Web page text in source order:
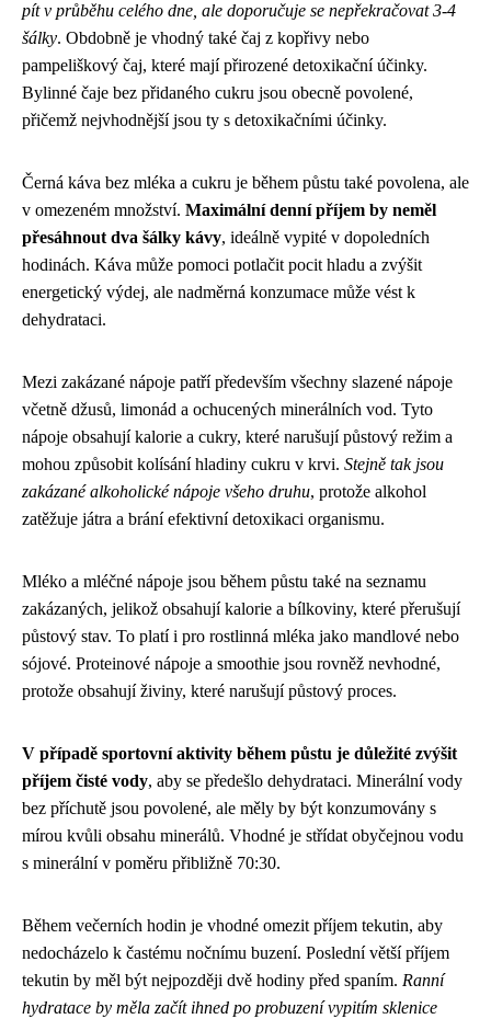
pít v průběhu celého dne, ale doporučuje se nepřekračovat 3-4
šálky. Obdobně je vhodný také čaj z kopřivy nebo
pampeliškový čaj, které mají přirozené detoxikační účinky.
Bylinné čaje bez přidaného cukru jsou obecně povolené,
přičemž nejvhodnější jsou ty s detoxikačními účinky.
Černá káva bez mléka a cukru je během půstu také povolena, ale
v omezeném množství. Maximální denní příjem by neměl
přesáhnout dva šálky kávy, ideálně vypité v dopoledních
hodinách. Káva může pomoci potlačit pocit hladu a zvýšit
energetický výdej, ale nadměrná konzumace může vést k
dehydrataci.
Mezi zakázané nápoje patří především všechny slazené nápoje
včetně džusů, limonád a ochucených minerálních vod. Tyto
nápoje obsahují kalorie a cukry, které narušují půstový režim a
mohou způsobit kolísání hladiny cukru v krvi. Stejně tak jsou
zakázané alkoholické nápoje všeho druhu, protože alkohol
zatěžuje játra a brání efektivní detoxikaci organismu.
Mléko a mléčné nápoje jsou během půstu také na seznamu
zakázaných, jelikož obsahují kalorie a bílkoviny, které přerušují
půstový stav. To platí i pro rostlinná mléka jako mandlové nebo
sójové. Proteinové nápoje a smoothie jsou rovněž nevhodné,
protože obsahují živiny, které narušují půstový proces.
V případě sportovní aktivity během půstu je důležité zvýšit
příjem čisté vody, aby se předešlo dehydrataci. Minerální vody
bez příchutě jsou povolené, ale měly by být konzumovány s
mírou kvůli obsahu minerálů. Vhodné je střídat obyčejnou vodu
s minerální v poměru přibližně 70:30.
Během večerních hodin je vhodné omezit příjem tekutin, aby
nedocházelo k častému nočnímu buzení. Poslední větší příjem
tekutin by měl být nejpozději dvě hodiny před spaním. Ranní
hydratace by měla začít ihned po probuzení vypitím sklenice